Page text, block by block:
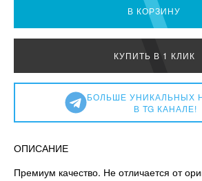
В КОРЗИНУ
КУПИТЬ В 1 КЛИК
БОЛЬШЕ УНИКАЛЬНЫХ
В TG КАНАЛЕ!
ОПИСАНИЕ
Премиум качество. Не отличается от